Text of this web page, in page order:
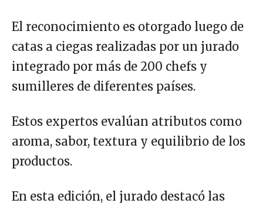
El reconocimiento es otorgado luego de
catas a ciegas realizadas por un jurado
integrado por más de 200 chefs y
sumilleres de diferentes países.
Estos expertos evalúan atributos como
aroma, sabor, textura y equilibrio de los
productos.
En esta edición, el jurado destacó las